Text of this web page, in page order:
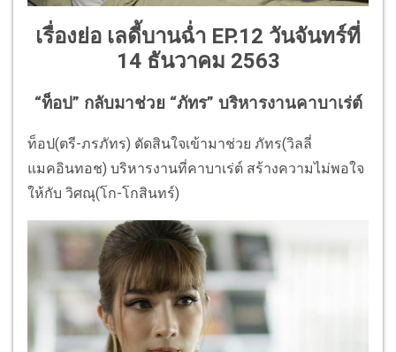
เรื่องย่อ เลดี้บานฉ่ำ EP.12 วันจันทร์ที่
14 ธันวาคม 2563
“ท็อป” กลับมาช่วย “ภัทร” บริหารงานคาบาเร่ต์
ท็อป(ตรี-ภรภัทร) ตัดสินใจเข้ามาช่วย ภัทร(วิลลี่
แมคอินทอช) บริหารงานที่คาบาเร่ต์ สร้างความไม่พอใจ
ให้กับ วิศณุ(โก-โกสินทร์)